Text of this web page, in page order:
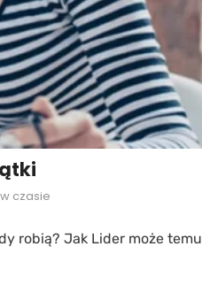
czasie
robią? Jak Lider może temu